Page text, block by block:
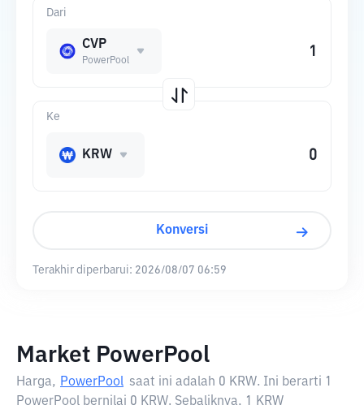
Dari
CVP
PowerPool
Ke
KRW
Konversi
Terakhir diperbarui: 2026/08/07 06:59
Market PowerPool
Harga, PowerPool saat ini adalah 0 KRW. Ini berarti 1
PowerPool bernilai 0 KRW. Sebaliknya, 1 KRW